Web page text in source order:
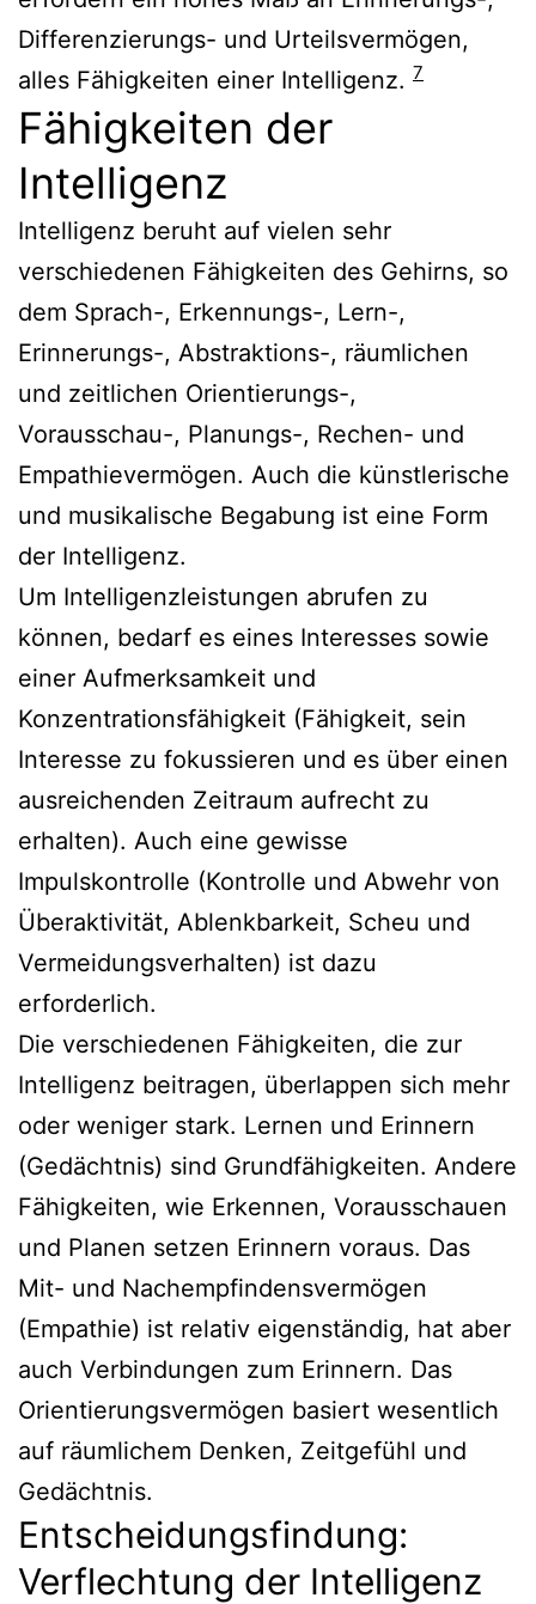
Differenzierungs- und Urteilsvermögen,
alles Fähigkeiten einer Intelligenz. 7
Fähigkeiten der
Intelligenz
Intelligenz beruht auf vielen sehr
verschiedenen Fähigkeiten des Gehirns, so
dem Sprach-, Erkennungs-, Lern-,
Erinnerungs-, Abstraktions-, räumlichen
und zeitlichen Orientierungs-,
Vorausschau-, Planungs-, Rechen- und
Empathievermögen. Auch die künstlerische
und musikalische Begabung ist eine Form
der Intelligenz.
Um Intelligenzleistungen abrufen zu
können, bedarf es eines Interesses sowie
einer Aufmerksamkeit und
Konzentrationsfähigkeit (Fähigkeit, sein
Interesse zu fokussieren und es über einen
ausreichenden Zeitraum aufrecht zu
erhalten). Auch eine gewisse
Impulskontrolle (Kontrolle und Abwehr von
Überaktivität, Ablenkbarkeit, Scheu und
Vermeidungsverhalten) ist dazu
erforderlich.
Die verschiedenen Fähigkeiten, die zur
Intelligenz beitragen, überlappen sich mehr
oder weniger stark. Lernen und Erinnern
(Gedächtnis) sind Grundfähigkeiten. Andere
Fähigkeiten, wie Erkennen, Vorausschauen
und Planen setzen Erinnern voraus. Das
Mit- und Nachempfindensvermögen
(Empathie) ist relativ eigenständig, hat aber
auch Verbindungen zum Erinnern. Das
Orientierungsvermögen basiert wesentlich
auf räumlichem Denken, Zeitgefühl und
Gedächtnis.
Entscheidungsfindung:
Verflechtung der Intelligenz